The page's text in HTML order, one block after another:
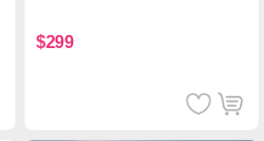
$299